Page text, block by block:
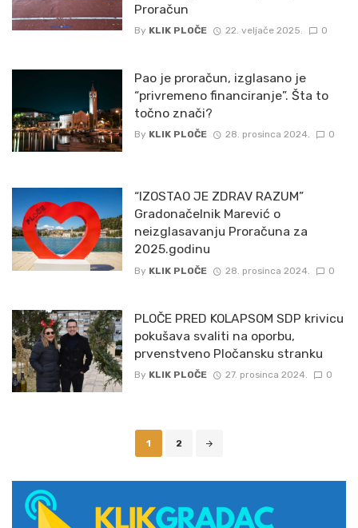
Proračun
By KLIK PLOČE 22. veljače 2025. 0
Pao je proračun, izglasano je
“privremeno financiranje”. Šta to
točno znači?
By KLIK PLOČE 28. prosinca 2024. 0
“IZOSTAO JE ZDRAV RAZUM”
Gradonačelnik Marević o
neizglasavanju Proračuna za
2025.godinu
By KLIK PLOČE 28. prosinca 2024. 0
PLOČE PRED KOLAPSOM SDP krivicu
pokušava svaliti na oporbu,
prvenstveno Pločansku stranku
By KLIK PLOČE 27. prosinca 2024. 0
1 2